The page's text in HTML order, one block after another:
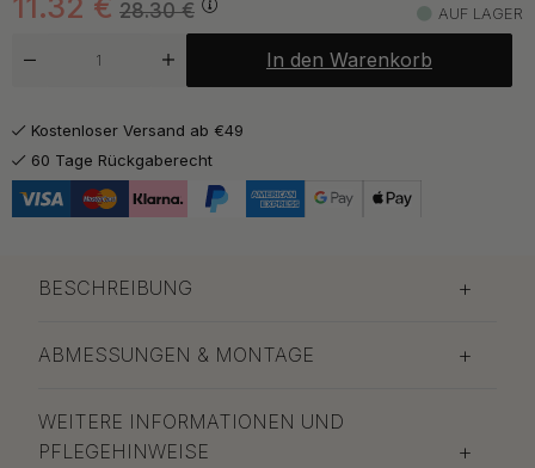
28.30€ AUF LAGER
In den Warenkorb
Kostenloser Versand ab €49
60 Tage Rückgaberecht
BESCHREIBUNG
ABMESSUNGEN & MONTAGE
WEITERE INFORMATIONEN UND
PFLEGEHINWEISE